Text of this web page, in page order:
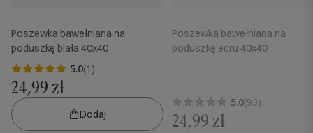
Poszewka bawełniana na
poduszkę biała 40x40
5.0(1)
24,99 zł
Dodaj
Poszewka bawełniana na
poduszkę ecru 40x40
5.0(93)
24,99 zł